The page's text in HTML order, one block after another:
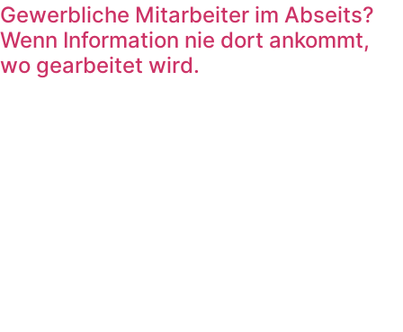
Gewerbliche Mitarbeiter im Abseits?
Wenn Information nie dort ankommt,
wo gearbeitet wird.